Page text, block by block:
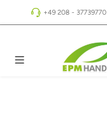
Zum Hauptinhalt springen
+49 208 - 37739770